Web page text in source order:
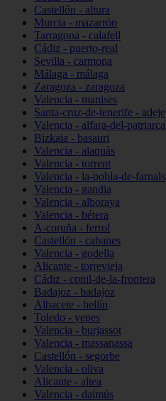
Castellón - altura
Murcia - mazarrón
Tarragona - calafell
Cádiz - puerto-real
Sevilla - carmona
Málaga - málaga
Zaragoza - zaragoza
Valencia - manises
Santa-cruz-de-tenerife - adeje
Valencia - alfara-del-patriarca
Bizkaia - basauri
Valencia - alaquàs
Valencia - torrent
Valencia - la-pobla-de-farnals
Valencia - gandia
Valencia - alboraya
Valencia - bétera
A-coruña - ferrol
Castellón - cabanes
Valencia - godella
Alicante - torrevieja
Cádiz - conil-de-la-frontera
Badajoz - badajoz
Albacete - hellín
Toledo - yepes
Valencia - burjassot
Valencia - massanassa
Castellón - segorbe
Valencia - oliva
Alicante - altea
Valencia - daimús